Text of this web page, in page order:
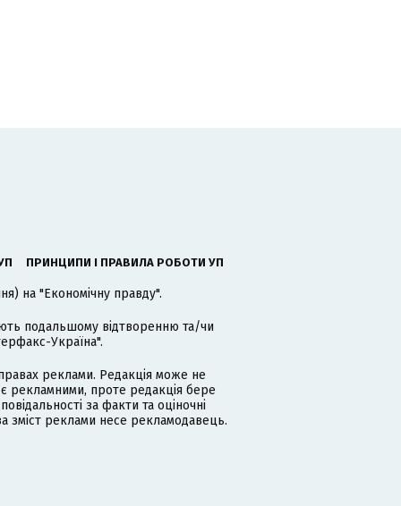
ПРИНЦИПИ І ПРАВИЛА РОБОТИ УП
на "Економічну правду".
подальшому відтворенню та/чи
Україна".
реклами. Редакція може не
рекламними, проте редакція бере
за факти та оціночні
зміст реклами несе рекламодавець.